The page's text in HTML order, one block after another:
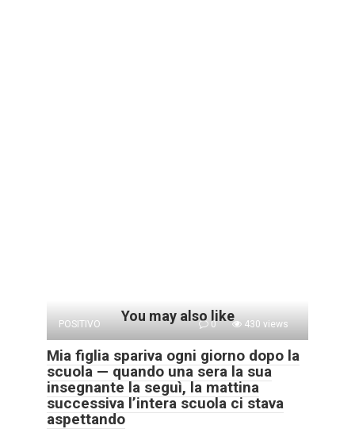
You may also like
POSITIVO 0 430 views
Mia figlia spariva ogni giorno dopo la
scuola — quando una sera la sua
insegnante la seguì, la mattina
successiva l’intera scuola ci stava
aspettando